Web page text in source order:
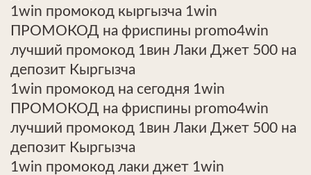
1win промокод кыргызча 1win
ПРОМОКОД на фриспины promo4win
лучший промокод 1вин Лаки Джет 500 на
депозит Кыргызча
1win промокод на сегодня 1win
ПРОМОКОД на фриспины promo4win
лучший промокод 1вин Лаки Джет 500 на
депозит Кыргызча
1win промокод лаки джет 1win